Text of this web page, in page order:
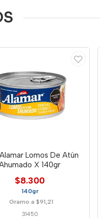
Lomos De Atún
X 140gr
$8.300
140gr
Gramo a $91,21
31450